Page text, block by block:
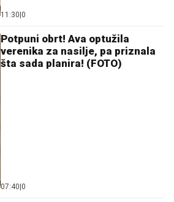
11:30|0
Potpuni obrt! Ava optužila
verenika za nasilje, pa priznala
šta sada planira! (FOTO)
07:40|0